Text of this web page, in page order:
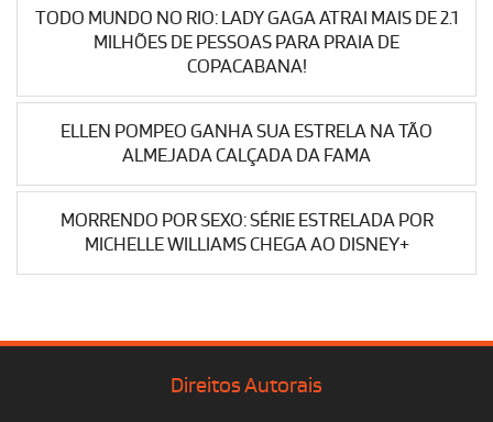
TODO MUNDO NO RIO: LADY GAGA ATRAI MAIS DE 2.1
MILHÕES DE PESSOAS PARA PRAIA DE
COPACABANA!
ELLEN POMPEO GANHA SUA ESTRELA NA TÃO
ALMEJADA CALÇADA DA FAMA
MORRENDO POR SEXO: SÉRIE ESTRELADA POR
MICHELLE WILLIAMS CHEGA AO DISNEY+
Direitos Autorais